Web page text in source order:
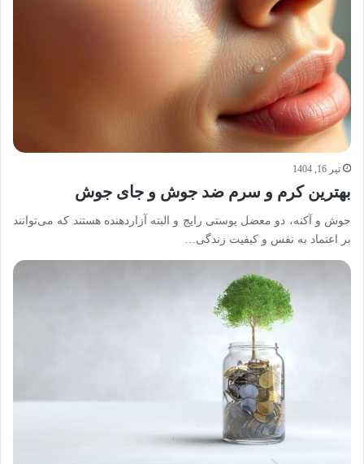
تیر 16, 1404
بهترین کرم و سرم ضد جوش و جای جوش
جوش و آکنه، دو معضل پوستی رایج و البته آزاردهنده هستند که می‌توانند
بر اعتماد به نفس و کیفیت زندگی…